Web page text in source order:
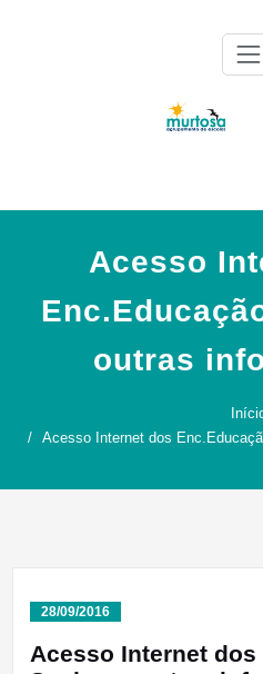
Acesso
outras
Acesso Internet dos
28/09/2016
Acesso Internet dos